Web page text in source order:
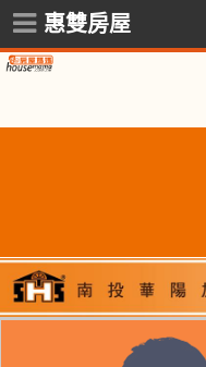
惠雙房屋